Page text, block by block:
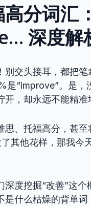
高分词
深度解
别交头接耳，都把
是“improve”。是，
开，却永远不能精准
思、托福高分，甚
其他花样，那我今
深度挖掘“改善”这
是什么枯燥的背单